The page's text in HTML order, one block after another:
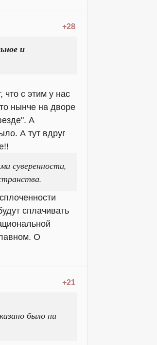
+28
и
с этим у нас
нынче на дворе
А
А тут вдруг
суверенности,
сплачивать
О
+21
было ни